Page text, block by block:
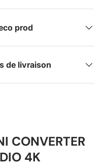
prod
de livraison
Facebook
sur Pinterest
CONVERTER
4K